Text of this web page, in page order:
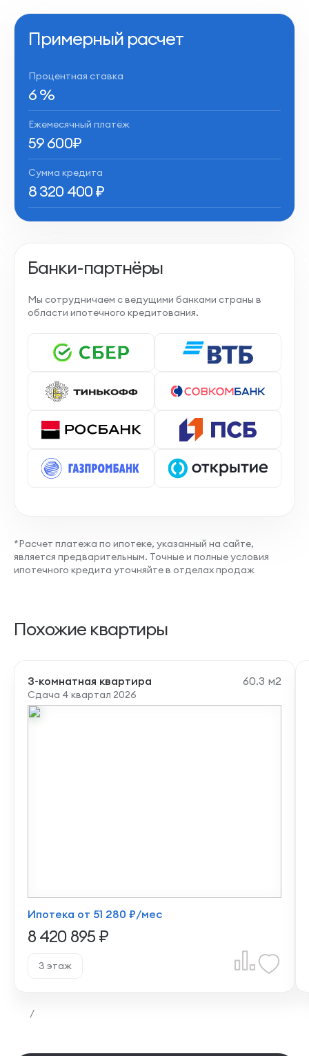
Примерный расчет
Процентная ставка
6%
Ежемесячный платёж
59 600₽
Сумма кредита
8 320 400₽
Банки-партнёры
Мы сотрудничаем с ведущими банками страны в
области ипотечного кредитования.
*Расчет платежа по ипотеке, указанный на сайте,
является предварительным. Точные и полные условия
ипотечного кредита уточняйте в отделах продаж
Похожие квартиры
3-комнатная квартира 60.3 м2
Сдача 4 квартал 2026
Ипотека от 51 280 ₽/мес
8 420 895 ₽
3 этаж
/